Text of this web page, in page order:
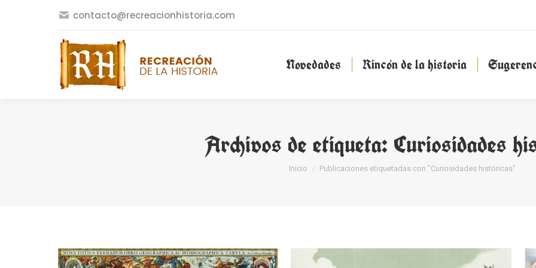
contacto@recreacionhistoria.com
Novedades Rincón de la historia
Archivos de etiqueta: Curiosidades
Estás aquí:
Inicio Publicaciones etiquetadas con "Curiosidades históricas"
Novedades Rincón de la historia